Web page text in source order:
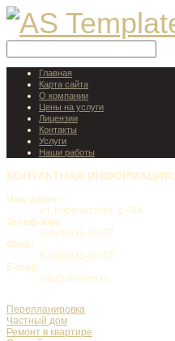
Главная
Карта сайта
О компании
Цены на услуги
Лицензии
Контакты
Услуги
Наши работы
КОНТАКТНАЯ ИНФОРМАЦИЯ:
Наш адрес:
ул. Коренастого, д.454
Телефоны:
8(499)031-50-57
Факс:
8(499)031-50-57
E-mail:
info@desrem.ru
Перепланировка
Частный дом
Ремонт в квартире